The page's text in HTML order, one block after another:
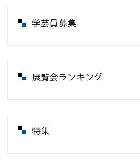
学芸員募集
展覧会ランキング
特集